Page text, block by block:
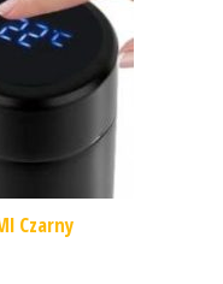
Czarny